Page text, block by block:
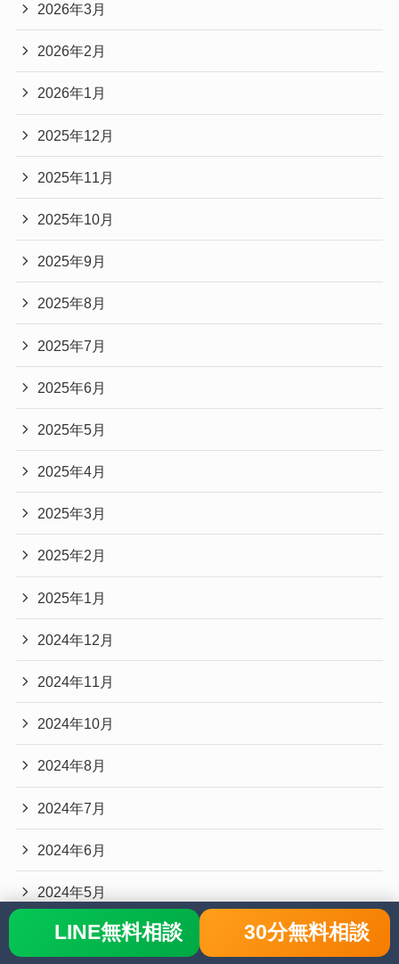
2026年3月
2026年2月
2026年1月
2025年12月
2025年11月
2025年10月
2025年9月
2025年8月
2025年7月
2025年6月
2025年5月
2025年4月
2025年3月
2025年2月
2025年1月
2024年12月
2024年11月
2024年10月
2024年8月
2024年7月
2024年6月
2024年5月
2024年3月
LINE無料相談 30分無料相談